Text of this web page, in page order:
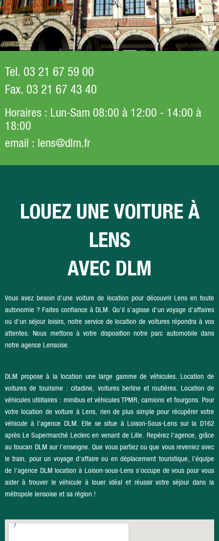
Tel. 03 21 67 59 00
Fax. 03 21 67 43 40
Horaires : Lun-Sam 08:00 à 12:00 - 14:00 à
18:00
email : lens@dlm.fr
LOUEZ UNE VOITURE À
LENS
AVEC DLM
Vous avez besoin d'une voiture de location pour découvrir Lens en toute
autonomie ? Faites confiance à DLM. Qu'il s'agisse d'un voyage d'affaires
ou d'un séjour loisirs, notre service de location de voitures répondra à vos
attentes. Nous mettons à votre disposition notre parc automobile dans
notre agence Lensoise.
DLM propose à la location une large gamme de véhicules. Location de
voitures de tourisme : citadine, voitures berline et routières. Location de
véhicules utilitaires : minibus et véhicules TPMR, camions et fourgons. Pour
votre location de voiture à Lens, rien de plus simple pour récupérer votre
véhicule à l'agence DLM. Elle se situe à Loison-Sous-Lens sur la D162
après Le Supermarché Leclerc en venant de Lille. Repérez l'agence, grâce
au toucan DLM sur l'enseigne. Que vous partiez ou que vous reveniez avec
le train, pour un voyage d'affaire ou en déplacement touristique, l'équipe
de l'agence DLM location à Loison-sous-Lens s'occupe de vous pour vous
aider à trouver le véhicule à louer idéal et réussir votre séjour dans la
métropole lensoise et sa région !